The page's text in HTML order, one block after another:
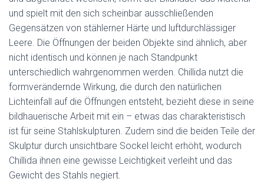
und spielt mit den sich scheinbar ausschließenden
Gegensätzen von stählerner Härte und luftdurchlässiger
Leere. Die Öffnungen der beiden Objekte sind ähnlich, aber
nicht identisch und können je nach Standpunkt
unterschiedlich wahrgenommen werden. Chillida nutzt die
formverändernde Wirkung, die durch den natürlichen
Lichteinfall auf die Öffnungen entsteht, bezieht diese in seine
bildhauerische Arbeit mit ein – etwas das charakteristisch
ist für seine Stahlskulpturen. Zudem sind die beiden Teile der
Skulptur durch unsichtbare Sockel leicht erhöht, wodurch
Chillida ihnen eine gewisse Leichtigkeit verleiht und das
Gewicht des Stahls negiert.